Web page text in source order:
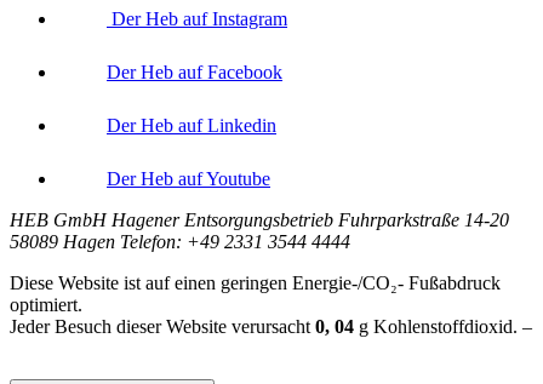
Der Heb auf Instagram
Der Heb auf Facebook
Der Heb auf Linkedin
Der Heb auf Youtube
HEB GmbH Hagener Entsorgungsbetrieb Fuhrparkstraße 14-20
58089 Hagen Telefon: +49 2331 3544 4444
Diese Website ist auf einen geringen Energie-/CO₂- Fußabdruck
optimiert.
Jeder Besuch dieser Website verursacht 0, 04 g Kohlenstoffdioxid. –